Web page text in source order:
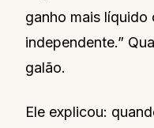
ganho mais
independente.”
galão.
Ele explicou: